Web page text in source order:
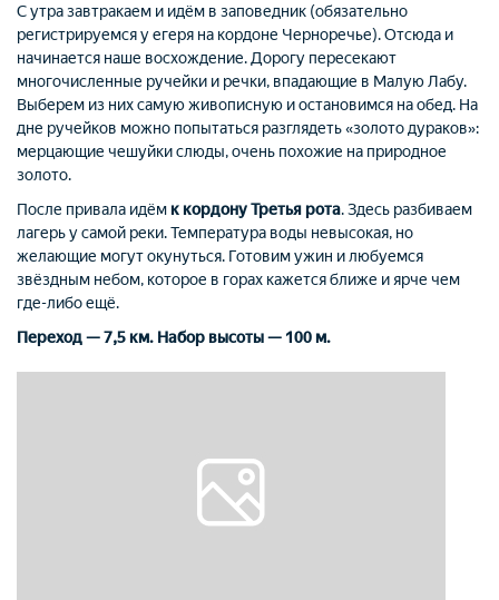
С утра завтракаем и идём в заповедник (обязательно
регистрируемся у егеря на кордоне Черноречье). Отсюда и
начинается наше восхождение. Дорогу пересекают
многочисленные ручейки и речки, впадающие в Малую Лабу.
Выберем из них самую живописную и остановимся на обед. На
дне ручейков можно попытаться разглядеть «золото дураков»:
мерцающие чешуйки слюды, очень похожие на природное
золото.
После привала идёмк кордону Третья рота. Здесь разбиваем
лагерь у самой реки. Температура воды невысокая, но
желающие могут окунуться. Готовим ужин и любуемся
звёздным небом, которое в горах кажется ближе и ярче чем
где-либо ещё.
Переход — 7,5 км. Набор высоты — 100 м.